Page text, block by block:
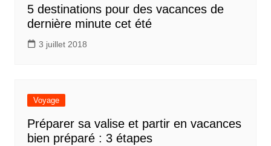
5 destinations pour des vacances de
dernière minute cet été
3 juillet 2018
Voyage
Préparer sa valise et partir en vacances
bien préparé : 3 étapes